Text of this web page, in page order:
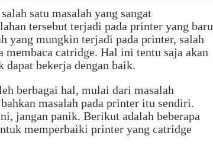
satu masalah yang sangat
tersebut terjadi pada printer yang baru
yang mungkin terjadi pada printer, salah
membaca catridge. Hal ini tentu saja akan
bekerja dengan baik.
berbagai hal, mulai dari masalah
masalah pada printer itu sendiri.
jangan panik. Berikut adalah beberapa
memperbaiki printer yang catridge